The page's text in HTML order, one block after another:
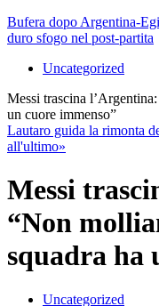
Bufera dopo Argentina-
duro sfogo nel post-partita
Uncategorized
Messi trascina
un cuore immenso”
Lautaro guida la rimonta
all'ultimo»
Messi
“Non
squadra ha
Uncategorized